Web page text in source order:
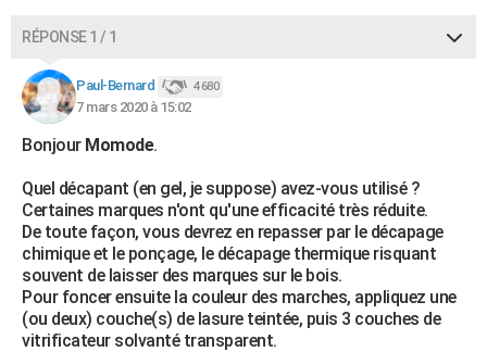
COPAINS D'AVANT
S'inscrire
Se connecter
Lycées
Collèges
Primaires
Universités
Entreprises
Service militaire
Avis de recherche
AVIS DE DÉCÈS
FORUM
RÉPONSE 1 / 1
Paul-Bernard 4 680
7 mars 2020 à 15:02
Bonjour Momode.
Quel décapant (en gel, je suppose) avez-vous utilisé ?
Certaines marques n'ont qu'une efficacité très réduite.
De toute façon, vous devrez en repasser par le décapage
chimique et le ponçage, le décapage thermique risquant
souvent de laisser des marques sur le bois.
Pour foncer ensuite la couleur des marches, appliquez une
(ou deux) couche(s) de lasure teintée, puis 3 couches de
vitrificateur solvanté transparent.